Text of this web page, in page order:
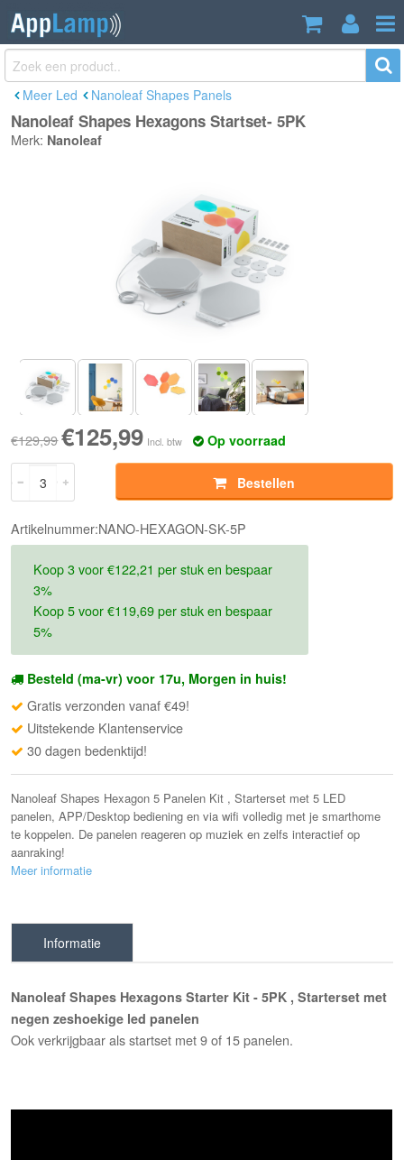
Nanoleaf Shapes Hexagons Startset-
5PK
€129,99
Meer Led Nanoleaf Shapes Panels
Nanoleaf Shapes Hexagons Startset- 5PK
Merk: Nanoleaf
€129,99€125,99 Incl. btw Op voorraad
Bestellen
Artikelnummer:NANO-HEXAGON-SK-5P
Koop 3 voor €122,21 per stuk en bespaar
3%
Koop 5 voor €119,69 per stuk en bespaar
5%
Besteld (ma-vr) voor 17u, Morgen in huis!
Gratis verzonden vanaf €49!
Uitstekende Klantenservice
30 dagen bedenktijd!
Nanoleaf Shapes Hexagon 5 Panelen Kit , Starterset met 5 LED
panelen, APP/Desktop bediening en via wifi volledig met je smarthome
te koppelen. De panelen reageren op muziek en zelfs interactief op
aanraking!
Meer informatie
Informatie
Nanoleaf Shapes Hexagons Starter Kit - 5PK , Starterset met
negen zeshoekige led panelen
Ook verkrijgbaar als startset met 9 of 15 panelen.